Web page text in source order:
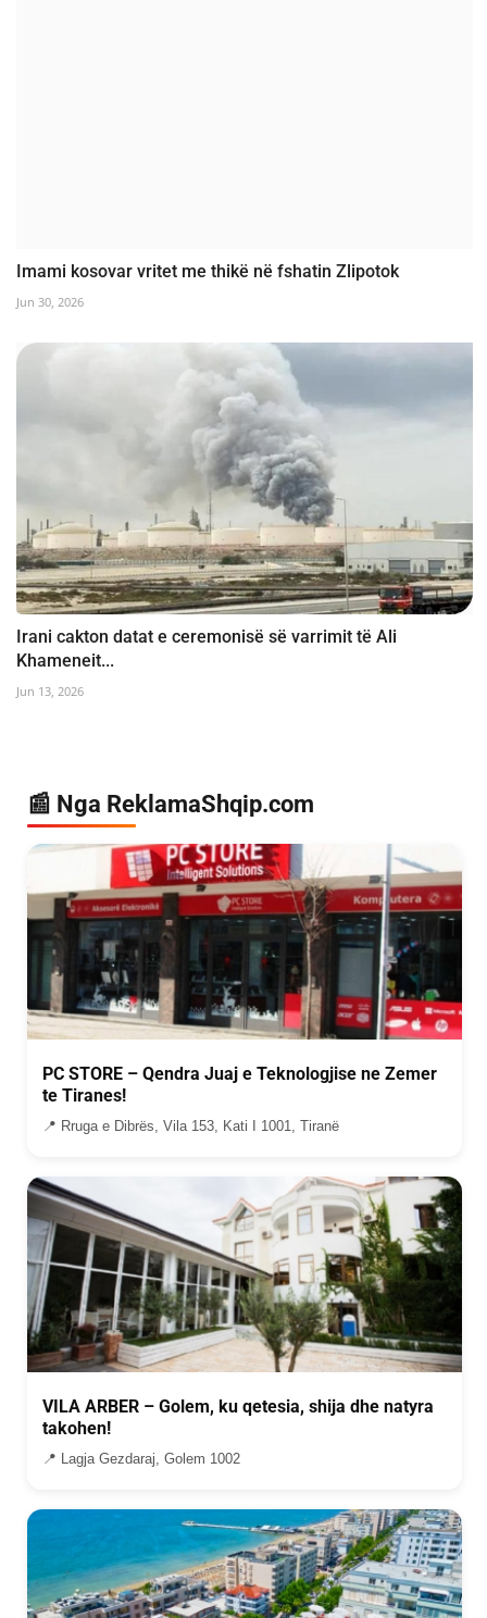
Imami kosovar vritet me thikë në fshatin Zlipotok
Jun 30, 2026
Irani cakton datat e ceremonisë së varrimit të Ali
Khameneit...
Jun 13, 2026
📰 Nga ReklamaShqip.com
PC STORE – Qendra Juaj e Teknologjise ne Zemer
te Tiranes!
📍 Rruga e Dibrës, Vila 153, Kati I 1001, Tiranë
VILA ARBER – Golem, ku qetesia, shija dhe natyra
takohen!
📍 Lagja Gezdaraj, Golem 1002